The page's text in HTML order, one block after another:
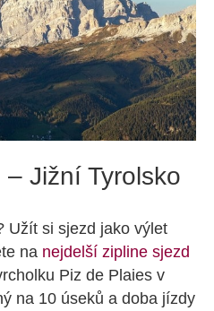
Jižní Tyrolsko
Užít si sjezd jako výlet
na nejdelší zipline sjezd
Piz de Plaies v
na 10 úseků a doba jízdy